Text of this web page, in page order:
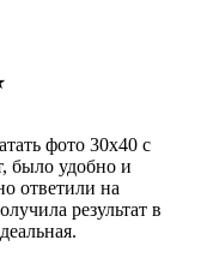
фото 30х40 с
было удобно и
ответили на
результат в